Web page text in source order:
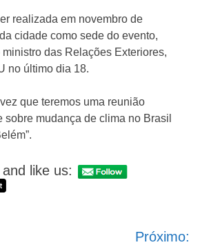
realizada em novembro de
cidade como sede do evento,
das Relações Exteriores,
no último dia 18.
que teremos uma reunião
sobre mudança de clima no Brasil
like us:
Próximo: